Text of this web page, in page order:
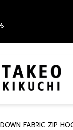
FABRIC ZIP